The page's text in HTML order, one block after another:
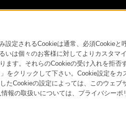
個人
サ
設定されるCookieは通常、必須Cookieと
いは個々のお客様に対してよりカスタマイ
ます。それらのCookieの受け入れを拒否
をクリックして下さい。Cookie設定をカ
たCookieの設定によっては、このウェブ
報の取扱いについては、プライバシーポ